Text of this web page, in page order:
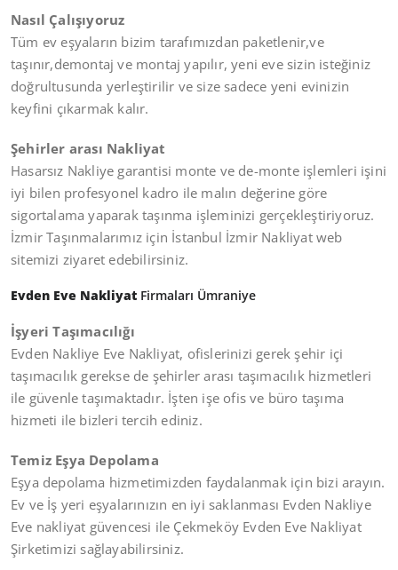
Nasıl Çalışıyoruz
Tüm ev eşyaların bizim tarafımızdan paketlenir,ve
taşınır,demontaj ve montaj yapılır, yeni eve sizin isteğiniz
doğrultusunda yerleştirilir ve size sadece yeni evinizin
keyfini çıkarmak kalır.
Şehirler arası Nakliyat
Hasarsız Nakliye garantisi monte ve de-monte işlemleri işini
iyi bilen profesyonel kadro ile malın değerine göre
sigortalama yaparak taşınma işleminizi gerçekleştiriyoruz.
İzmir Taşınmalarımız için İstanbul İzmir Nakliyat web
sitemizi ziyaret edebilirsiniz.
Evden Eve Nakliyat Firmaları Ümraniye
İşyeri Taşımacılığı
Evden Nakliye Eve Nakliyat, ofislerinizi gerek şehir içi
taşımacılık gerekse de şehirler arası taşımacılık hizmetleri
ile güvenle taşımaktadır. İşten işe ofis ve büro taşıma
hizmeti ile bizleri tercih ediniz.
Temiz Eşya Depolama
Eşya depolama hizmetimizden faydalanmak için bizi arayın.
Ev ve İş yeri eşyalarınızın en iyi saklanması Evden Nakliye
Eve nakliyat güvencesi ile Çekmeköy Evden Eve Nakliyat
Şirketimizi sağlayabilirsiniz.